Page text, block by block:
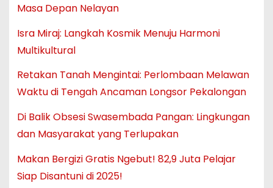
Masa Depan Nelayan
Isra Miraj: Langkah Kosmik Menuju Harmoni
Multikultural
Retakan Tanah Mengintai: Perlombaan Melawan
Waktu di Tengah Ancaman Longsor Pekalongan
Di Balik Obsesi Swasembada Pangan: Lingkungan
dan Masyarakat yang Terlupakan
Makan Bergizi Gratis Ngebut! 82,9 Juta Pelajar
Siap Disantuni di 2025!